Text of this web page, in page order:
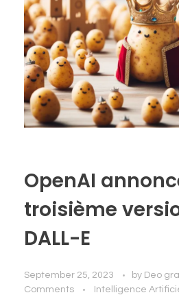
OpenAI
troisième
DALL-E
September 25, 2023 by Deo
Comments
Intelligence